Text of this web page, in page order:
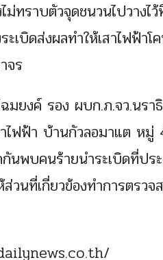
ม่ทราบตัวจุดชนวนไปวาง
เบิดส่งผลทำให้เสาไฟฟ้
จร
มยงค์ รอง ผบก.ภ.จว.นร
ไฟฟ้า บ้านกัวลอมาแต ห
พบคนร้ายนำระเบิดที่ประ
นที่เกี่ยวข้องทำการตรว